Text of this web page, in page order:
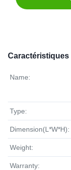
Caractéristiques
Name:
Type:
Dimension(L*W*H):
Weight:
Warranty: